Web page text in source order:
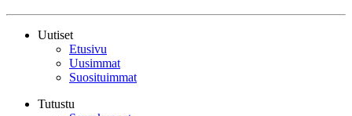
Uutiset
Etusivu
Uusimmat
Suosituimmat
Tutustu